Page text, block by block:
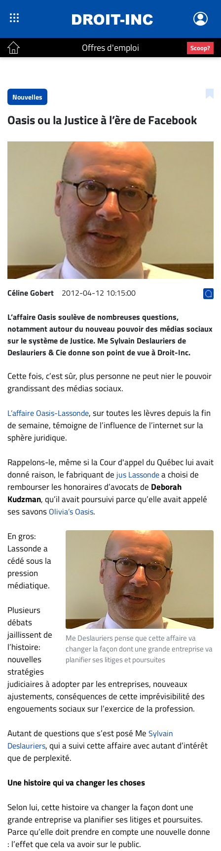
Offres d'emploi Scoop?
Accueil
Continu
CARRIÈRE
ET
EMPLOIS
ET
JURISTES
Offres
Formation
Continue
Scoop?
CABINETS
ENTREPRISES
Espace
entreprises
Page
Publier
un
emploi
Publicité
Solutions de
TROUVEZ-
NOUS
Nous
joindre
À
propos
S’abonner
FAQ
Politique de
Nouvelles
Oasis ou la Justice à l’ère de Facebook
Céline Gobert 2012-04-12 10:15:00
L’affaire Oasis soulève de nombreuses questions,
notamment autour du nouveau pouvoir des médias sociaux
sur le système de Justice. MeSylvain Deslauriers de
Deslauriers & Cie donne son point de vue à Droit-Inc.
Cette fois, c’est sûr, plus personne ne peut nier le pouvoir
grandissant des médias sociaux.
L’affaire Oasis-Lassonde, sur toutes les lèvres depuis la fin
de semaine, témoigne de l’influence de l’internet sur la
sphère juridique.
Rappelons-le, même si la Cour d'appel du Québec lui avait
donné raison, le fabriquant de jus Lassondea choisi de
rembourser les honoraires d’avocats de Deborah
Kudzman, qu’il avait poursuivi parce qu’elle avait appelé
ses savons Olivia’s Oasis.
Me Deslauriers pense que cette affaire va
changer la façon dont une grande entreprise va
planifier ses litiges et poursuites
En gros:
Lassonde a
cédé sous la
pression
médiatique.
Plusieurs
débats
jaillissent de
l’histoire:
nouvelles
stratégies
judiciaires à adopter par les entreprises, nouveaux
ajustements, conséquences de cette imprévisibilité des
engouements sociaux sur l’exercice de la profession.
Autant de questions que s’est posé Me Sylvain
Deslauriers, qui a suivi cette affaire avec autant d’intérêt
que de perplexité.
Une histoire qui va changer les choses
Selon lui, cette histoire va changer la façon dont une
grande entreprise va planifier ses litiges et poursuites.
Parce qu’elle doit prendre en compte une nouvelle donne
: l’effet que cela va avoir sur le public.